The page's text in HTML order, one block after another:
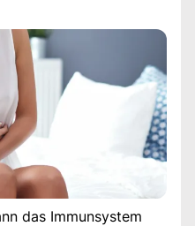
das Immunsystem